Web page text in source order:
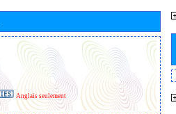
Anglais seulement